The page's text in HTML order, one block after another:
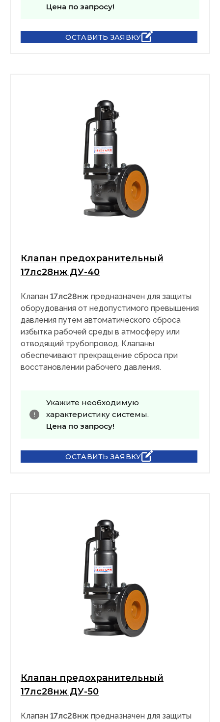
Цена по запросу!
ОСТАВИТЬ ЗАЯВКУ
Клапан предохранительный
17лс28нж ДУ-40
Клапан 17лс28нж предназначен для защиты
оборудования от недопустимого превышения
давления путем автоматического сброса
избытка рабочей среды в атмосферу или
отводящий трубопровод. Клапаны
обеспечивают прекращение сброса при
восстановлении рабочего давления.
Укажите необходимую
характеристику системы.
Цена по запросу!
ОСТАВИТЬ ЗАЯВКУ
Клапан предохранительный
17лс28нж ДУ-50
Клапан 17лс28нж предназначен для защиты